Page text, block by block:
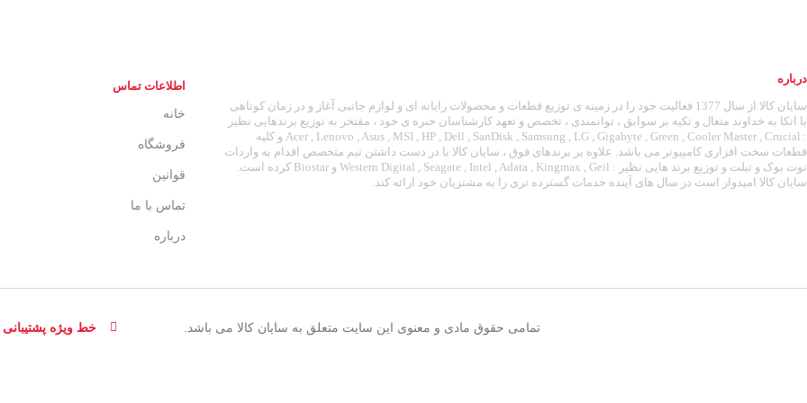
درباره
سایان کالا از سال 1377 فعالیت خود را در زمینه ی توزیع قطعات و محصولات رایانه ای و لوازم جانبی آغاز و در زمان کوتاهی
با اتکا به خداوند متعال و تکیه بر سوابق ، توانمندی ، تخصص و تعهد کارشناسان خبره ی خود ، مفتخر به توزیع برندهایی نظیر
: Acer , Lenovo , Asus , MSI , HP , Dell , SanDisk , Samsung , LG , Gigabyte , Green , Cooler Master , Crucial و کلیه
قطعات سخت افزاری کامپیوتر می باشد. علاوه بر برندهای فوق ، سایان کالا با در دست داشتن تیم متخصص اقدام به واردات
نوت بوک و تبلت و توزیع برند هایی نظیر : Western Digital , Seagate , Intel , Adata , Kingmax , Geil و Biostar کرده است.
سایان کالا امیدوار است در سال های آینده خدمات گسترده تری را به مشتریان خود ارائه کند.
اطلاعات تماس
خانه
فروشگاه
قوانین
تماس با ما
درباره
تمامی حقوق مادی و معنوی این سایت متعلق به سایان کالا می باشد. خط ویژه پشتیبانی :